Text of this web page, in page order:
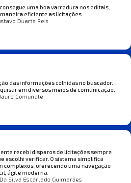
uma boa varredura nos editais,
eficiente as licitações.
Duarte Reis
das informações colhidas no buscador.
em diversos meios de comunicação.
Jauro Comunale
recebi disparos de licitações sempre
escolhi verificar. O sistema simplifica
complexos, oferecendo uma navegação
ágil e moderna.
Silva Escarlado Guimarães